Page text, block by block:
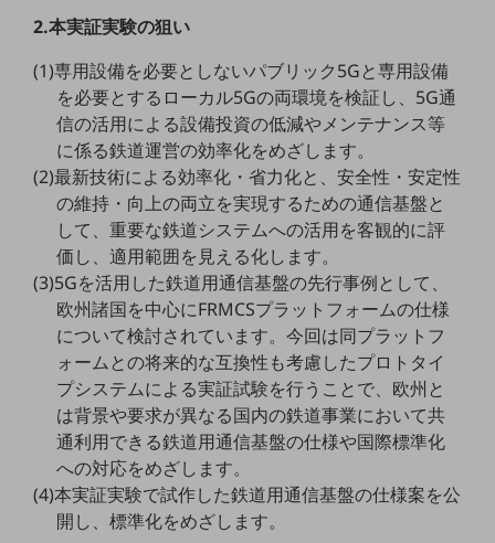
モバイルTOP
おすすめの機種、料金やサービスをご紹介
製品TOP
ビジネス向けスマートフォン
タフネススマートフォン
データ通信製品
ドコモケータイ
5G対応ホームルーター
通信モジュール製品
衛星携帯電話
IOT完了済みメーカーブランド製品
料金TOP
ドコモBiz データ無制限 ドコモ MAX ドコモ mini ドコモBiz かけ放題
2.本実証実験の狙い
(1)専用設備を必要としないパブリック5Gと専用設備
を必要とするローカル5Gの両環境を検証し、5G通
信の活用による設備投資の低減やメンテナンス等
に係る鉄道運営の効率化をめざします。
(2)最新技術による効率化・省力化と、安全性・安定性
の維持・向上の両立を実現するための通信基盤と
して、重要な鉄道システムへの活用を客観的に評
価し、適用範囲を見える化します。
(3)5Gを活用した鉄道用通信基盤の先行事例として、
欧州諸国を中心にFRMCSプラットフォームの仕様
について検討されています。今回は同プラットフ
ォームとの将来的な互換性も考慮したプロトタイ
プシステムによる実証試験を行うことで、欧州と
は背景や要求が異なる国内の鉄道事業において共
通利用できる鉄道用通信基盤の仕様や国際標準化
への対応をめざします。
(4)本実証実験で試作した鉄道用通信基盤の仕様案を公
開し、標準化をめざします。